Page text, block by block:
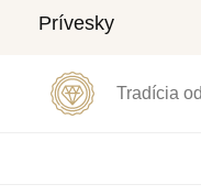
Prívesky
Tradícia